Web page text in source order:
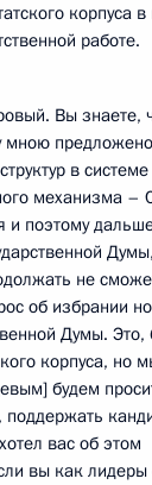
корпуса
работе.
Вы знаете,
в системе
механизма –
и поэтому
не
об избрании
Думы.
корпуса, но
будем
вас об этом
вы как